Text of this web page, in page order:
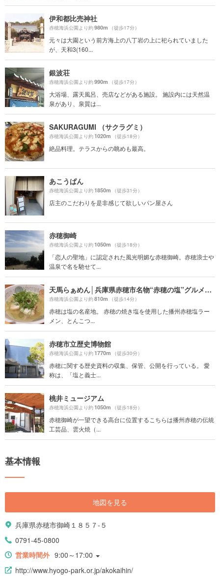
伊和都比売神社
赤穂海浜公園より約980m （徒歩17分）
元々は大園という前方海上の八丁岩の上に祀られていました
が、天和3(160...
銀波荘
赤穂海浜公園より約990m （徒歩17分）
大浴場、露天風呂、売店などがある施設。 施設内には天然温
泉があり、泉質は...
SAKURAGUMI （サクラグミ）
赤穂海浜公園より約1020m （徒歩18分）
絶品料理。テラスからの眺めも最高。
あこうぱん
赤穂海浜公園より約1850m （徒歩31分）
店主のこだわりを是非感じて欲しいパン屋さん
赤穂御崎
赤穂海浜公園より約1050m （徒歩18分）
「恋人の聖地」に認定された風光明媚な赤穂御崎。赤穂浪士や
温泉で名を馳せて...
天馬らぁめん│兵庫県赤穂市名物“赤穂の塩”グルメ│塩ラーメン│ランチ
赤穂海浜公園より約810m （徒歩14分）
赤穂は塩の名産地。 赤穂の焼き塩を使用した播州赤穂塩ラー
メン、とんこつ...
赤穂市立歴史博物館
赤穂海浜公園より約1770m （徒歩30分）
赤穂に関する歴史資料の収集、保管、公開を行っている。 愛
称は、「塩と義士...
桃井ミュージアム
赤穂海浜公園より約1050m （徒歩18分）
赤穂御崎が一望できる高台に位置するこちらは播州赤穂の伝統
工芸品、雲火焼（...
基本情報
地図を見る
兵庫県赤穂市御崎１８５７-５
0791-45-0800
営業時間外 9:00～17:00
http://www.hyogo-park.or.jp/akokaihin/